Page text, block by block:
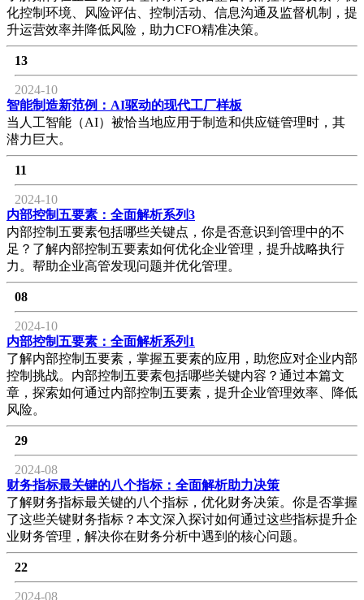
化控制环境、风险评估、控制活动、信息沟通及监督机制，提
升运营效率并降低风险，助力CFO精准决策。
13
2024-10
智能制造新范例：AI驱动的现代工厂样板
当人工智能（AI）被恰当地应用于制造和供应链管理时，其
潜力巨大。
11
2024-10
内部控制五要素：全面解析系列3
内部控制五要素包括哪些关键点，你是否意识到管理中的不
足？了解内部控制五要素如何优化企业管理，提升战略执行
力。帮助企业高管发现问题并优化管理。
08
2024-10
内部控制五要素：全面解析系列1
了解内部控制五要素，掌握五要素的应用，助您应对企业内部
控制挑战。内部控制五要素包括哪些关键内容？通过本篇文
章，探索如何通过内部控制五要素，提升企业管理效率、降低
风险。
29
2024-08
财务指标最关键的八个指标：全面解析助力决策
了解财务指标最关键的八个指标，优化财务决策。你是否掌握
了这些关键财务指标？本文深入探讨如何通过这些指标提升企
业财务管理，解决你在财务分析中遇到的核心问题。
22
2024-08